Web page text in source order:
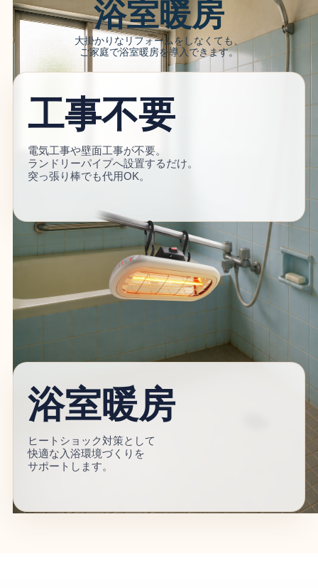
浴室暖房
大掛かりなリフォームをしなくても、
ご家庭で浴室暖房を導入できます。
工事不要
電気工事や壁面工事が不要。
ランドリーパイプへ設置するだけ。
突っ張り棒でも代用OK。
浴室暖房
ヒートショック対策として
快適な入浴環境づくりを
サポートします。